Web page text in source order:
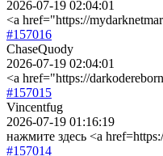
2026-07-19 02:04:01
<a href="https://
#157016
ChaseQuody
2026-07-19 02:04:01
<a href="https://
#157015
Vincentfug
2026-07-19 01:16:19
нажмите здесь <a
#157014